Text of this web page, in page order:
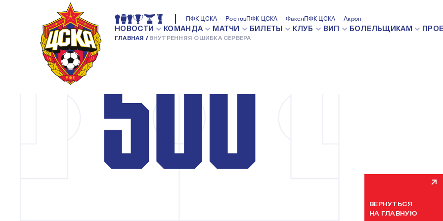
ПФК ЦСКА — РостовПФК ЦСКА — ФакелПФК ЦСКА — Акрон
НОВОСТИ КОМАНДА МАТЧИ БИЛЕТЫ КЛУБ ВИП БОЛЕЛЬЩИКАМ
ГЛАВНАЯ ВНУТРЕННЯЯ ОШИБКА СЕРВЕРА
ВЕРНУТЬСЯ
НА ГЛАВНУЮ